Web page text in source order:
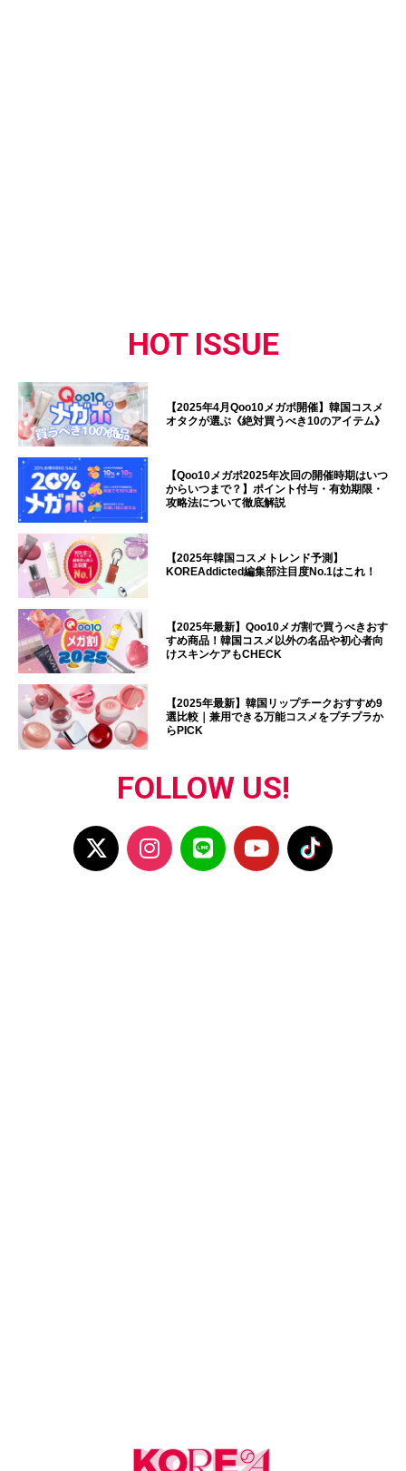
HOT ISSUE
【2025年4月Qoo10メガポ開催】韓国コスメ
オタクが選ぶ《絶対買うべき10のアイテム》
【Qoo10メガポ2025年次回の開催時期はいつ
からいつまで？】ポイント付与・有効期限・
攻略法について徹底解説
【2025年韓国コスメトレンド予測】
KOREAddicted編集部注目度No.1はこれ！
【2025年最新】Qoo10メガ割で買うべきおす
すめ商品！韓国コスメ以外の名品や初心者向
けスキンケアもCHECK
【2025年最新】韓国リップチークおすすめ9
選比較｜兼用できる万能コスメをプチプラか
らPICK
FOLLOW US!